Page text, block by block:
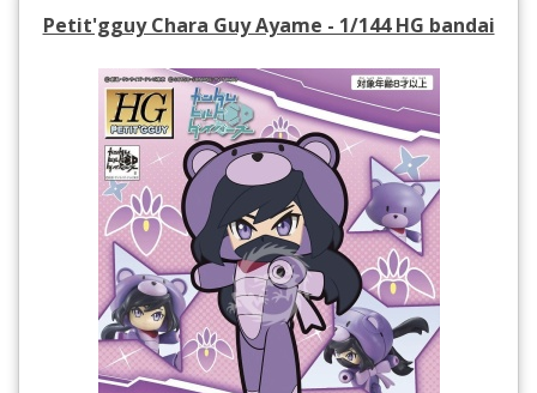
Petit'gguy Chara Guy Ayame - 1/144 HG bandai